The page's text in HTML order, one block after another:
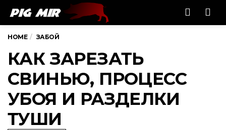
HOME ЗАБОЙ
КАК ЗАРЕЗАТЬ
СВИНЬЮ, ПРОЦЕСС
УБОЯ И РАЗДЕЛКИ
ТУШИ